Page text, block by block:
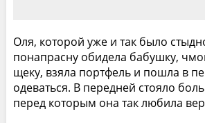
Оля, которой уже и так было
понапрасну обидела бабушку,
щеку, взяла портфель и пошла в
одеваться. В передней стояло
перед которым она так любила